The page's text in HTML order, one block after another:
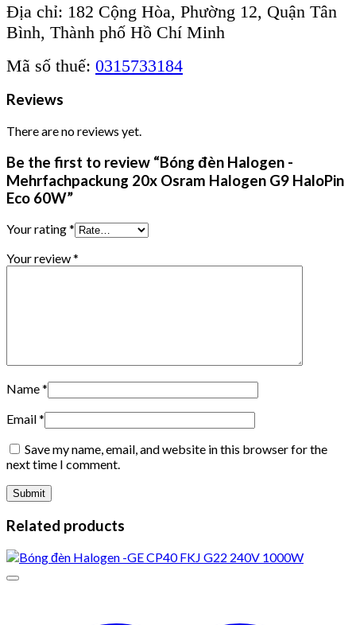
Địa chỉ: 182 Cộng Hòa, Phường 12, Quận Tân
Bình, Thành phố Hồ Chí Minh
Mã số thuế: 0315733184
Reviews
There are no reviews yet.
Be the first to review “Bóng đèn Halogen -
Mehrfachpackung 20x Osram Halogen G9 HaloPin
Eco 60W”
Your rating*
Your review*
Name*
Email*
Save my name, email, and website in this browser for the
next time I comment.
Related products